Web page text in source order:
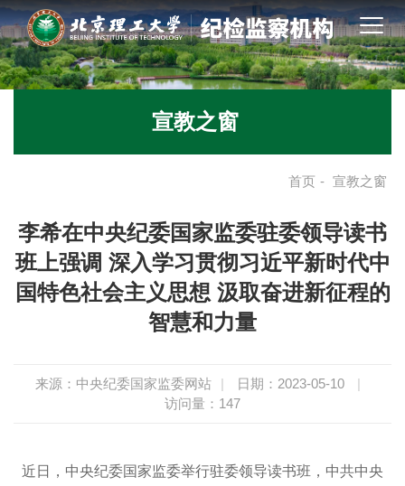
宣教之窗
首页 - 宣教之窗
李希在中央纪委国家监委驻委领导读书
班上强调 深入学习贯彻习近平新时代中
国特色社会主义思想 汲取奋进新征程的
智慧和力量
来源：中央纪委国家监委网站 | 日期：2023-05-10
|
访问量： 147
近日，中央纪委国家监委举行驻委领导读书班，中共中央